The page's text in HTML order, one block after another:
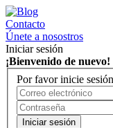
Contacto
Únete a nosostros
Iniciar sesión
¡Bienvenido de nuevo!
Por favor inicie
Iniciar sesión